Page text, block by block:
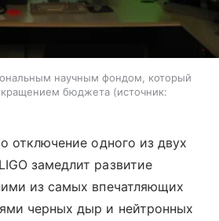
научным фондом, который
бюджета
источник:
отключение одного из двух
замедлит развитие
из самых впечатляющих
черных дыр и нейтронных